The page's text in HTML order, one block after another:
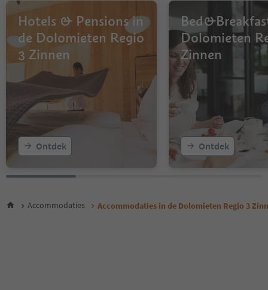
Hotels & Pensions in
de Dolomieten Regio
3 Zinnen
Ontdek
Dolomieten
Zinnen
Ontdek
Accommodaties Accommodaties in de Dolomieten Regio 3